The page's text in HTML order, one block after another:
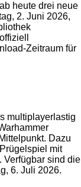
heute drei neue
2. Juni 2026,
Zeitraum für
multiplayerlastig
Dazu
mit
Verfügbar sind die
6. Juli 2026.